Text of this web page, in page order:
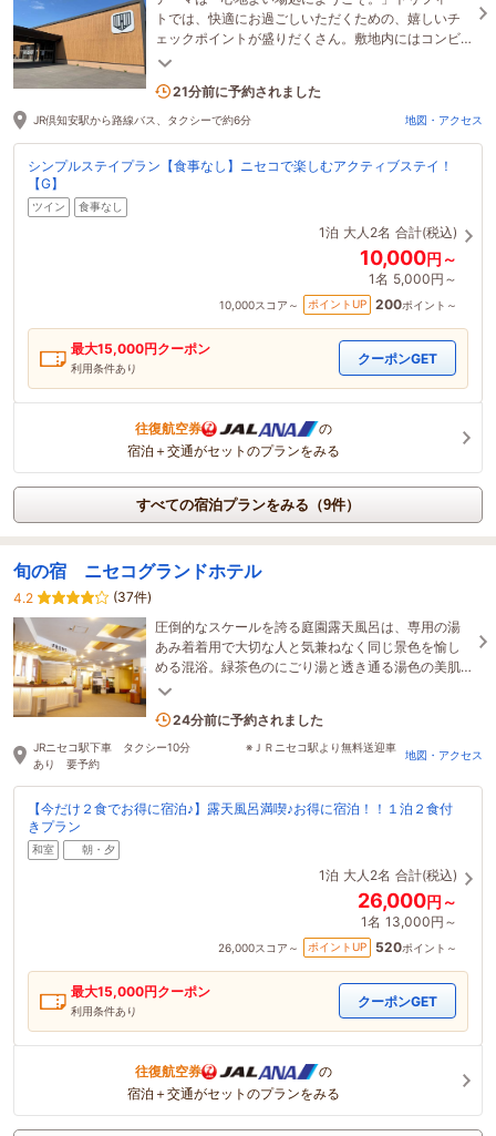
トでは、快適にお過ごしいただくための、嬉しいチ
ェックポイントが盛りだくさん。敷地内にはコンビ
ニ、隣にはスーパー・百均があるので便利♪
4名がこの宿を見ています
JR倶知安駅から路線バス、タクシーで約6分 地図・アクセス
シンプルステイプラン【食事なし】ニセコで楽しむアクティブステイ！
【G】
ツイン 食事なし
1泊 大人2名 合計(税込)
10,000円～
1名 5,000円～
10,000スコア～ ポイントUP 200ポイント～
最大15,000円クーポン
利用条件あり
クーポンGET
往復航空券
の
宿泊＋交通がセットのプランをみる
すべての宿泊プランをみる（9件）
旬の宿 ニセコグランドホテル
4.2
(37件)
圧倒的なスケールを誇る庭園露天風呂は、専用の湯
あみ着着用で大切な人と気兼ねなく同じ景色を愉し
める混浴。緑茶色のにごり湯と透き通る湯色の美肌
の湯、二つのかけ流しの源泉が織りなす極上の湯浴
3名がこの宿を見ています
24分前に予約されました
JRニセコ駅下車 タクシー10分 ※ＪＲニセコ駅より無料送迎車
あり 要予約
地図・アクセス
【今だけ２食でお得に宿泊♪】露天風呂満喫♪お得に宿泊！！１泊２食付
きプラン
和室 朝・夕
1泊 大人2名 合計(税込)
26,000円～
1名 13,000円～
26,000スコア～ ポイントUP 520ポイント～
最大15,000円クーポン
利用条件あり
クーポンGET
往復航空券
の
宿泊＋交通がセットのプランをみる